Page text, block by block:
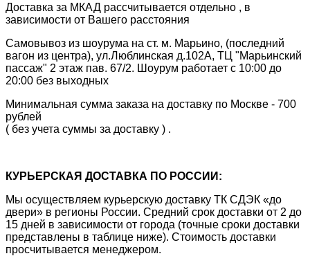
Доставка за МКАД рассчитывается отдельно , в
зависимости от Вашего расстояния
Самовывоз из шоурума на ст. м. Марьино, (последний
вагон из центра), ул.Люблинская д.102А, ТЦ "Марьинский
пассаж" 2 этаж пав. 67/2. Шоурум работает с 10:00 до
20:00 без выходных
Минимальная сумма заказа на доставку по Москве - 700
рублей
( без учета суммы за доставку ) .
КУРЬЕРСКАЯ ДОСТАВКА ПО РОССИИ:
Мы осуществляем курьерскую доставку ТК СДЭК «до
двери» в регионы России. Средний срок доставки от 2 до
15 дней в зависимости от города (точные сроки доставки
представлены в таблице ниже). Стоимость доставки
просчитывается менеджером.